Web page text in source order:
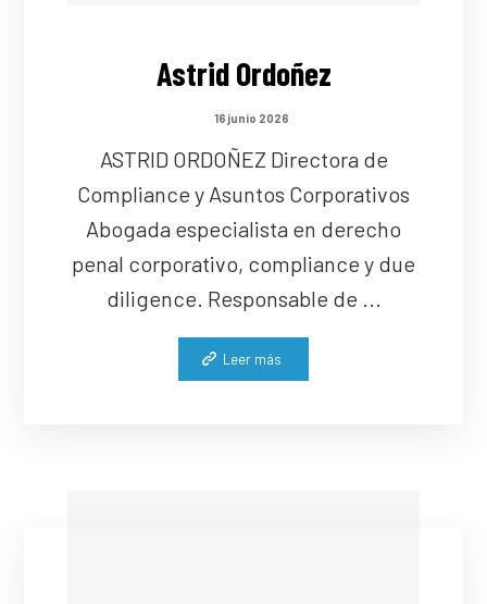
Astrid Ordoñez
16 junio 2026
ASTRID ORDOÑEZ Directora de
Compliance y Asuntos Corporativos
Abogada especialista en derecho
penal corporativo, compliance y due
diligence. Responsable de ...
Leer más